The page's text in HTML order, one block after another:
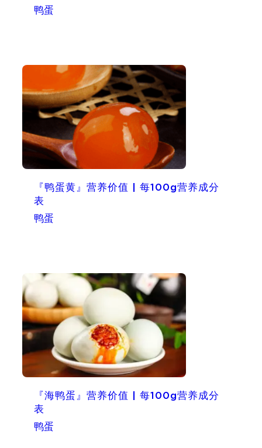
鸭蛋
『鸭蛋黄』营养价值 | 每100g营养成分
表
鸭蛋
『海鸭蛋』营养价值 | 每100g营养成分
表
鸭蛋